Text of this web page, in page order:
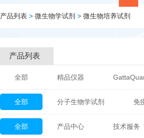
产品列表 > 微生物学试剂 > 微生物培养试剂
产品列表
全部 精品仪器
Glycon Biochem Sterlitech
Echelon Biosciences Verichem
全部 分子生物学试剂 免
化学及生物化学试剂 材料学试剂
全部 产品中心 技术服务